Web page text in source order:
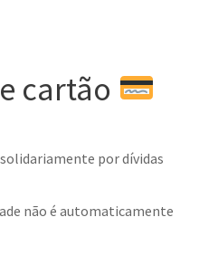
cartão
por dívidas
não é automaticamente